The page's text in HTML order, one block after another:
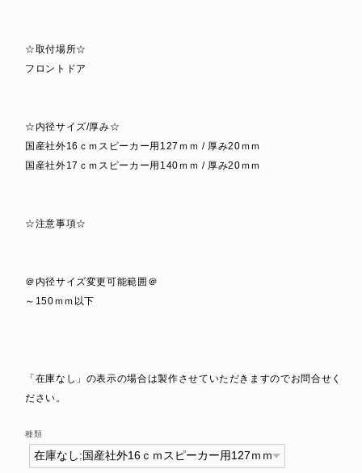
☆取付場所☆
フロントドア
☆内径サイズ/厚み☆
国産社外16ｃｍスピーカー用127ｍｍ / 厚み20ｍｍ
国産社外17ｃｍスピーカー用140ｍｍ / 厚み20ｍｍ
☆注意事項☆
＠内径サイズ変更可能範囲＠
～150ｍｍ以下
「在庫なし」の表示の場合は製作させていただきますのでお問合せく
ださい。
種類